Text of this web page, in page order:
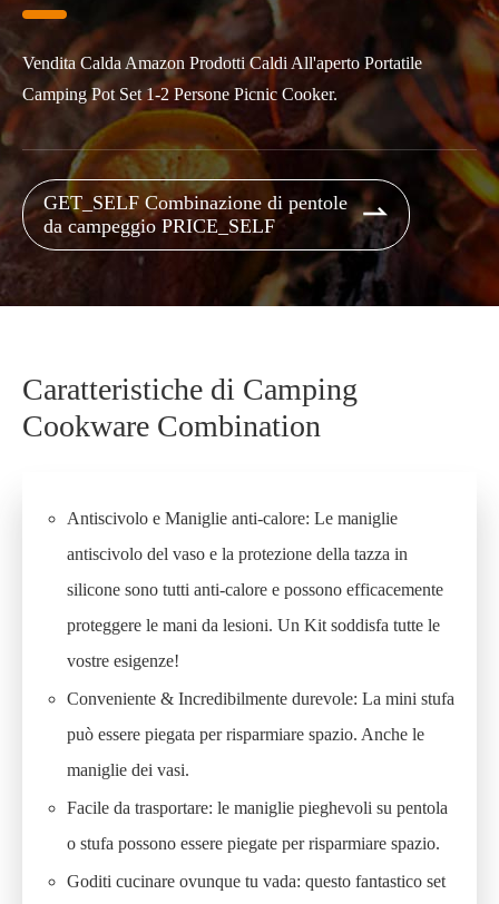
Vendita Calda Amazon Prodotti Caldi All'aperto Portatile
Camping Pot Set 1-2 Persone Picnic Cooker.
GET_SELF Combinazione di pentole
da campeggio PRICE_SELF

Caratteristiche di Camping
Cookware Combination
Antiscivolo e Maniglie anti-calore: Le maniglie
antiscivolo del vaso e la protezione della tazza in
silicone sono tutti anti-calore e possono efficacemente
proteggere le mani da lesioni. Un Kit soddisfa tutte le
vostre esigenze!
Conveniente & Incredibilmente durevole: La mini stufa
può essere piegata per risparmiare spazio. Anche le
maniglie dei vasi.
Facile da trasportare: le maniglie pieghevoli su pentola
o stufa possono essere piegate per risparmiare spazio.
Goditi cucinare ovunque tu vada: questo fantastico set